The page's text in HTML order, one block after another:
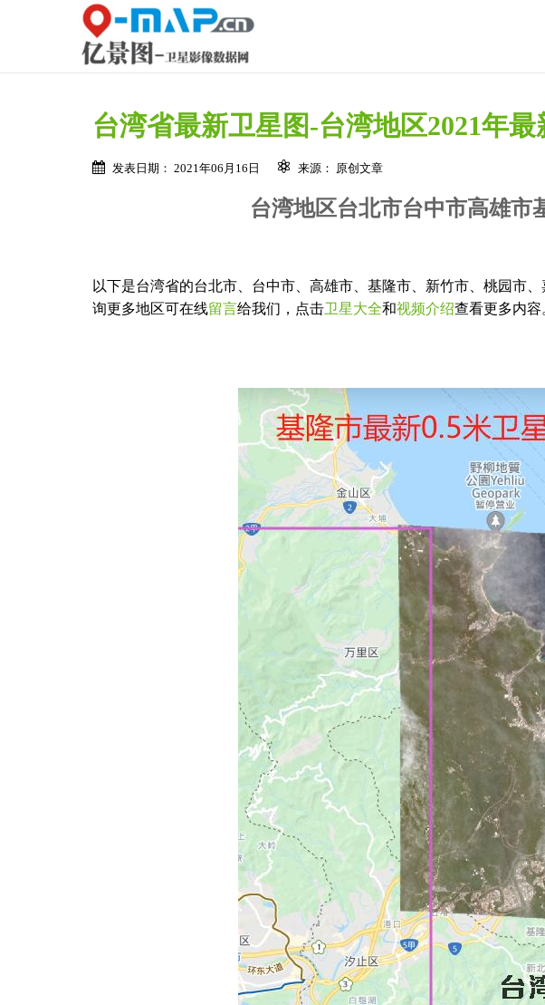
台湾省最新卫星图-台湾地区2021年最
发表日期： 2021年06月16日 来源： 原创文章
台湾地区台北市台中市高雄市
以下是台湾省的台北市、台中市、高雄市、基隆市、新竹市、桃园市
询更多地区可在线留言给我们，点击卫星大全和视频介绍查看更多内容